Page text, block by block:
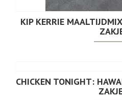
KIP KERRIE
CHICKEN TONIGHT: